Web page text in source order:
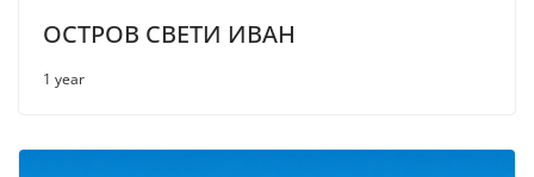
ОСТРОВ СВЕТИ ИВАН
1 year